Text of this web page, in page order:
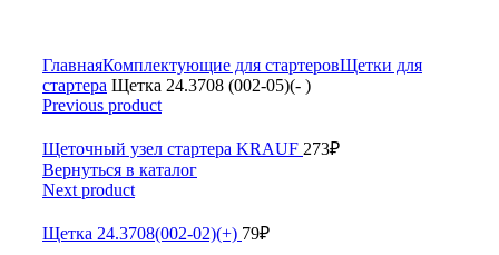
ГлавнаяКомплектующие для стартеровЩетки для
стартера Щетка 24.3708 (002-05)(- )
Previous product
Щеточный узел стартера KRAUF 273₽
Вернуться в каталог
Next product
Щетка 24.3708(002-02)(+) 79₽